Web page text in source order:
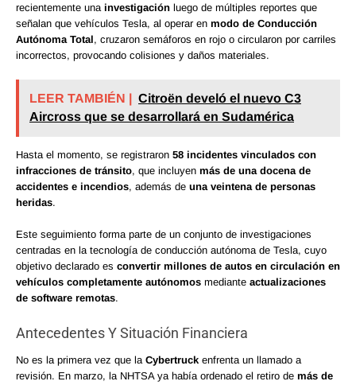
recientemente una investigación luego de múltiples reportes que
señalan que vehículos Tesla, al operar en modo de Conducción
Autónoma Total, cruzaron semáforos en rojo o circularon por carriles
incorrectos, provocando colisiones y daños materiales.
LEER TAMBIÉN | Citroën develó el nuevo C3
Aircross que se desarrollará en Sudamérica
Hasta el momento, se registraron 58 incidentes vinculados con
infracciones de tránsito, que incluyen más de una docena de
accidentes e incendios, además de una veintena de personas
heridas.
Este seguimiento forma parte de un conjunto de investigaciones
centradas en la tecnología de conducción autónoma de Tesla, cuyo
objetivo declarado es convertir millones de autos en circulación en
vehículos completamente autónomos mediante actualizaciones
de software remotas.
Antecedentes Y Situación Financiera
No es la primera vez que la Cybertruck enfrenta un llamado a
revisión. En marzo, la NHTSA ya había ordenado el retiro de más de